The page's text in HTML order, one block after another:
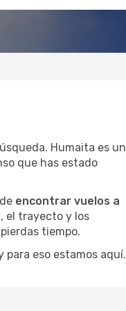
Humaita es un
que has estado
encontrar vuelos a
el trayecto y los
tiempo.
eso estamos aquí.